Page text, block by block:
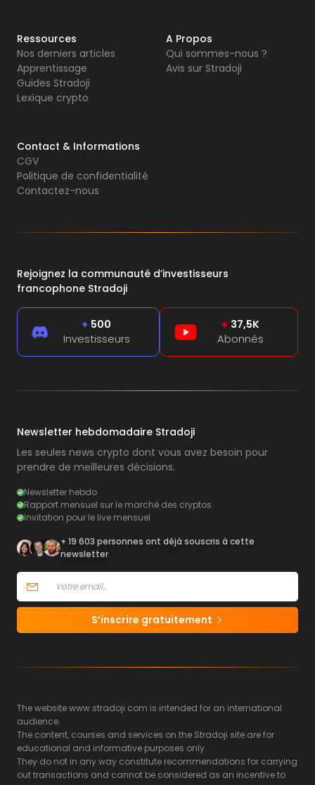
Ressources
Nos derniers articles
Apprentissage
Guides Stradoji
Lexique crypto
A Propos
Qui sommes-nous ?
Avis sur Stradoji
Contact & Informations
CGV
Politique de confidentialité
Contactez-nous
Rejoignez la communauté d’investisseurs
francophone Stradoji
+ 500
Investisseurs
+ 37,5K
Abonnés
Newsletter hebdomadaire Stradoji
Les seules news crypto dont vous avez besoin pour
prendre de meilleures décisions.
Newsletter hebdo
Rapport mensuel sur le marché des cryptos
Invitation pour le live mensuel
+ 19 603 personnes ont déjà souscris à cette
newsletter
S’inscrire gratuitement
The website www.stradoji.com is intended for an international
audience.
The content, courses and services on the Stradoji site are for
educational and informative purposes only.
They do not in any way constitute recommendations for carrying
out transactions and cannot be considered as an incentive to